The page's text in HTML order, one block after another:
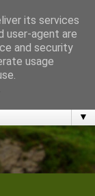
e
▼
its services
user-agent are
and security
usage